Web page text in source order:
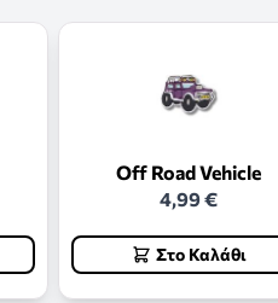
Off Road Vehicle
4,99 €
Στο Καλάθι